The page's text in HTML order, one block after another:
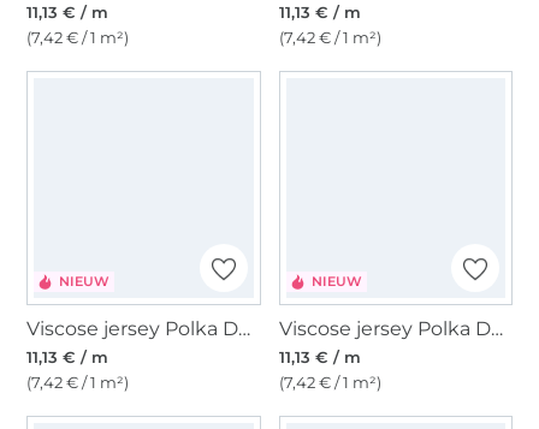
11,13 € / m
(7,42 € / 1 m²)
11,13 € / m
(7,42 € / 1 m²)
NIEUW
Viscose jersey Polka Dots, bordeauxrood
11,13 € / m
(7,42 € / 1 m²)
NIEUW
Viscose jersey Polka Dots, donkerblauw
11,13 € / m
(7,42 € / 1 m²)